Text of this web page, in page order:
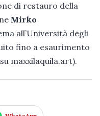
di restauro della
Mirko
all’Università degli
fino a esaurimento
maxxilaquila.art).